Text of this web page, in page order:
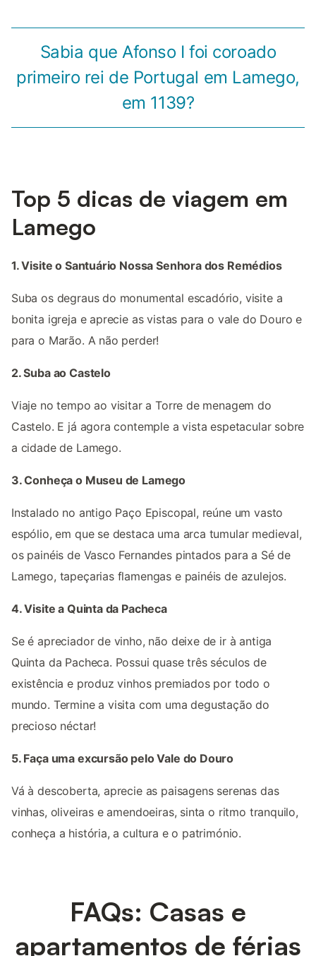
Sabia que Afonso I foi coroado
primeiro rei de Portugal em Lamego,
em 1139?
Top 5 dicas de viagem em
Lamego
1. Visite o Santuário Nossa Senhora dos Remédios
Suba os degraus do monumental escadório, visite a
bonita igreja e aprecie as vistas para o vale do Douro e
para o Marão. A não perder!
2. Suba ao Castelo
Viaje no tempo ao visitar a Torre de menagem do
Castelo. E já agora contemple a vista espetacular sobre
a cidade de Lamego.
3. Conheça o Museu de Lamego
Instalado no antigo Paço Episcopal, reúne um vasto
espólio, em que se destaca uma arca tumular medieval,
os painéis de Vasco Fernandes pintados para a Sé de
Lamego, tapeçarias flamengas e painéis de azulejos.
4. Visite a Quinta da Pacheca
Se é apreciador de vinho, não deixe de ir à antiga
Quinta da Pacheca. Possui quase três séculos de
existência e produz vinhos premiados por todo o
mundo. Termine a visita com uma degustação do
precioso néctar!
5. Faça uma excursão pelo Vale do Douro
Vá à descoberta, aprecie as paisagens serenas das
vinhas, oliveiras e amendoeiras, sinta o ritmo tranquilo,
conheça a história, a cultura e o património.
FAQs: Casas e
apartamentos de férias